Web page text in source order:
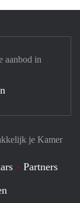
je Kamer
Partners
aanbod in